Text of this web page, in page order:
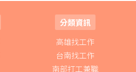
分類資訊
高雄找工作
台南找工作
南部打工兼職